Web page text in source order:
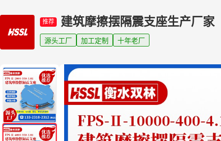
推荐 建筑摩擦摆隔震支座生产厂家
源头工厂 加工定制 十年老厂